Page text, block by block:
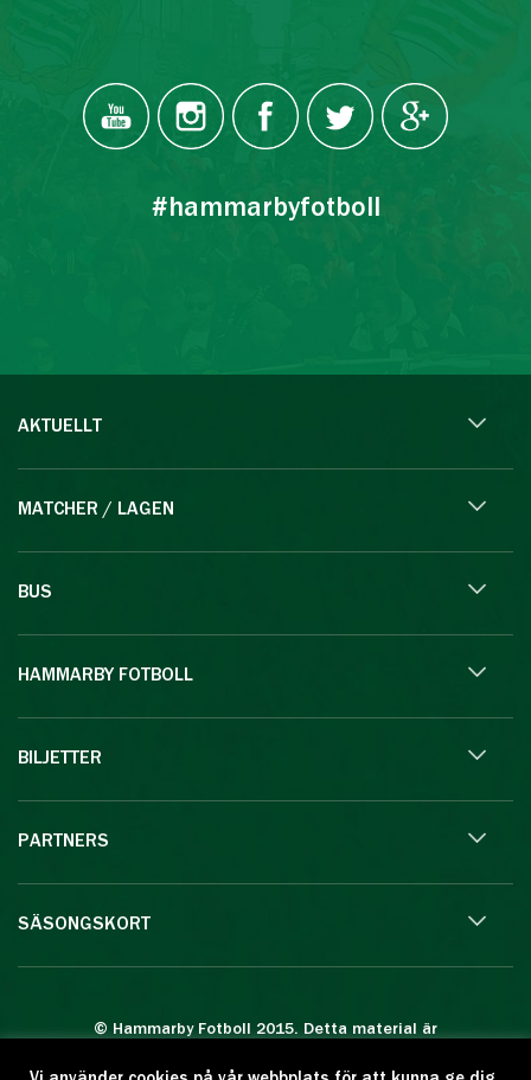
#hammarbyfotboll
AKTUELLT
MATCHER / LAGEN
BUS
HAMMARBY FOTBOLL
BILJETTER
PARTNERS
SÄSONGSKORT
© Hammarby Fotboll 2015. Detta material är